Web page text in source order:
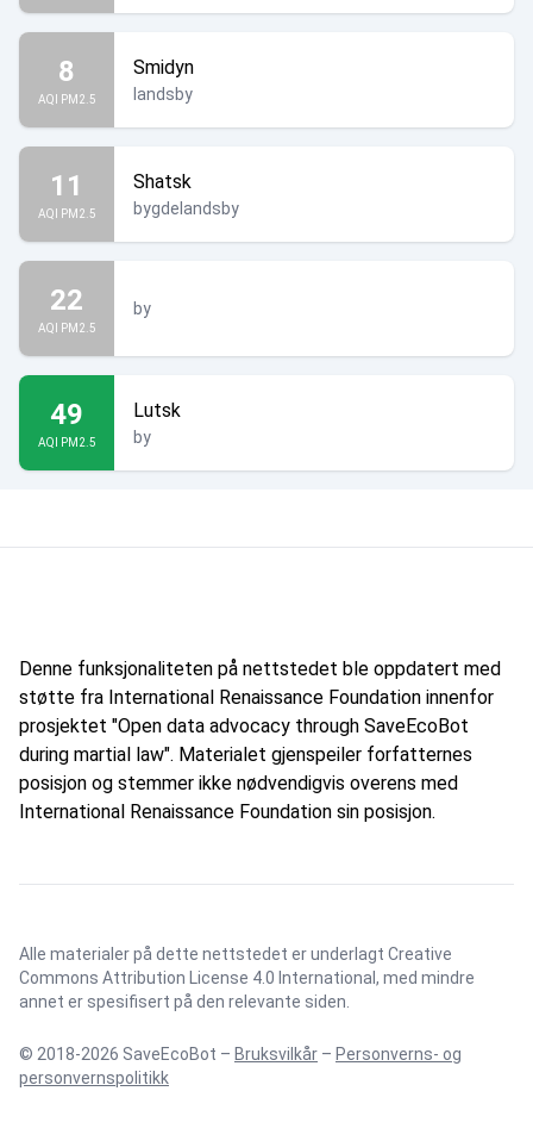
8
AQI PM2.5
Smidyn
landsby
11
AQI PM2.5
Shatsk
bygdelandsby
22
AQI PM2.5
by
49
AQI PM2.5
Lutsk
by
Denne funksjonaliteten på nettstedet ble oppdatert med
støtte fra International Renaissance Foundation innenfor
prosjektet "Open data advocacy through SaveEcoBot
during martial law". Materialet gjenspeiler forfatternes
posisjon og stemmer ikke nødvendigvis overens med
International Renaissance Foundation sin posisjon.
Alle materialer på dette nettstedet er underlagt Creative
Commons Attribution License 4.0 International , med mindre
annet er spesifisert på den relevante siden.
© 2018-2026 SaveEcoBot – Bruksvilkår – Personverns- og
personvernspolitikk